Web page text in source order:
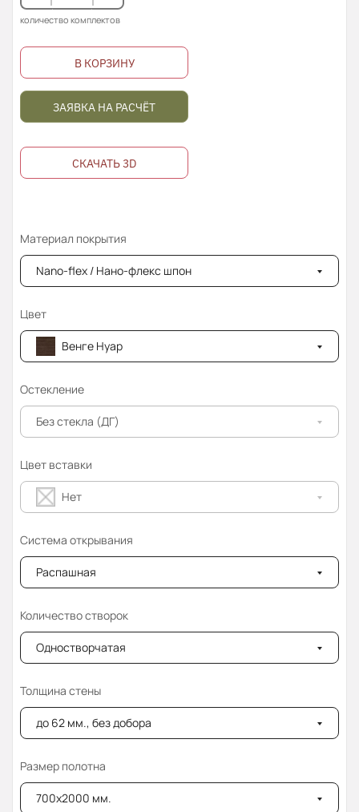
количество комплектов
В КОРЗИНУ
ЗАЯВКА НА РАСЧЁТ
СКАЧАТЬ 3D
Материал покрытия
Nano-flex / Нано-флекс шпон
Цвет
Венге Нуар
Остекление
Без стекла (ДГ)
Цвет вставки
Нет
Система открывания
Распашная
Количество створок
Одностворчатая
Толщина стены
до 62 мм., без добора
Размер полотна
700x2000 мм.